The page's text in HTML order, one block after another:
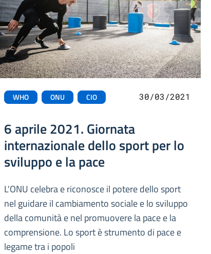
WHO ONU CIO 30/03/2021
6 aprile 2021. Giornata
internazionale dello sport per lo
sviluppo e la pace
L'ONU celebra e riconosce il potere dello sport
nel guidare il cambiamento sociale e lo sviluppo
della comunità e nel promuovere la pace e la
comprensione. Lo sport è strumento di pace e
legame tra i popoli